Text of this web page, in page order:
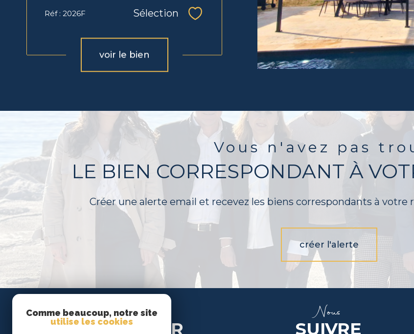
Réf : 2026F Sélection Sélectionner
voir le bien
Vous n'avez pas
LE BIEN CORRESPONDANT À
Créer une alerte email et recevez les biens correspondants à
créer l'alerte
Se
CONNECTER
Nous
SUIVRE
Comme beaucoup, notre site
utilise les cookies